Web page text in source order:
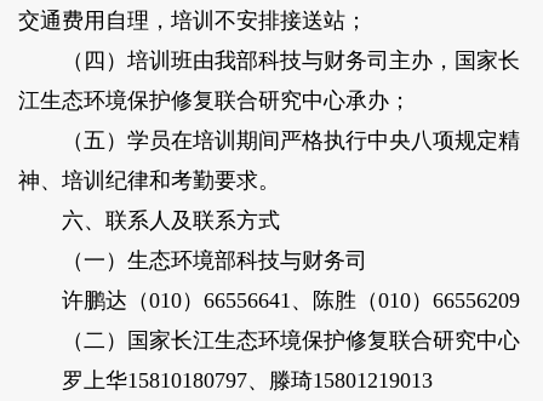
交通费用自理，培训不安排接送站；
（四）培训班由我部科技与财务司主办，国家长
江生态环境保护修复联合研究中心承办；
（五）学员在培训期间严格执行中央八项规定精
神、培训纪律和考勤要求。
六、联系人及联系方式
（一）生态环境部科技与财务司
许鹏达（010）66556641、陈胜（010）66556209
（二）国家长江生态环境保护修复联合研究中心
罗上华15810180797、滕琦15801219013